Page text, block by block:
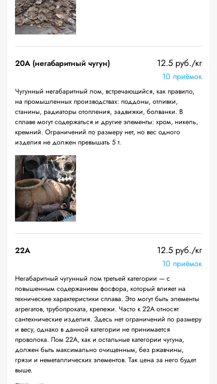
20A (негабаритный чугун) 12.5 руб./кг
10 приёмок
Чугунный негабаритный лом, встречающийся, как правило,
на промышленных производствах: поддоны, отливки,
станины, радиаторы отопления, задвижки, болванки. В
сплаве могут содержаться и другие элементы: хром, никель,
кремний. Ограничений по размеру нет, но вес одного
изделия не должен превышать 5 т.
22A 12.5 руб./кг
10 приёмок
Негабаритный чугунный лом третьей категории — с
повышенным содержанием фосфора, который влияет на
технические характеристики сплава. Это могут быть элементы
агрегатов, трубопроката, крепежи. Часто к 22А относят
сантехнические изделия. Здесь нет ограничений по размеру
и весу, однако в данной категории не принимается
проволока. Лом 22А, как и остальные категории чугуна,
должен быть максимально очищенным, без ржавчины,
грязи и неметаллических элементов. Так цена за него будет
выше.